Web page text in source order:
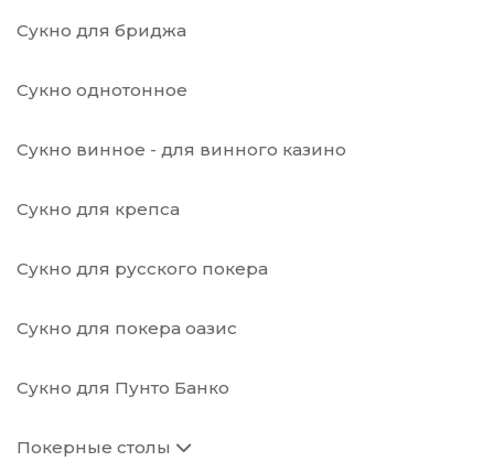
Сукно для бриджа
Сукно однотонное
Сукно винное - для винного казино
Сукно для крепса
Сукно для русского покера
Сукно для покера оазис
Сукно для Пунто Банко
Покерные столы